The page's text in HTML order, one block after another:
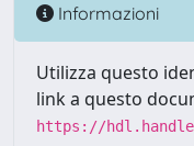
Informazioni
Utilizza questo
link a questo
https://